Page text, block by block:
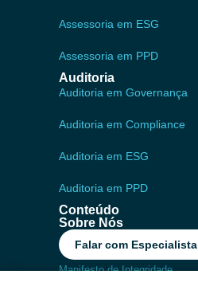
Assessoria em ESG
Assessoria em PPD
Auditoria
Auditoria em Governança
Auditoria em Compliance
Auditoria em ESG
Auditoria em PPD
Conteúdo
Sobre Nós
Falar com Especialista
Manifesto de Integridade